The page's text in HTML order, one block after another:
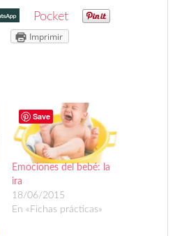
Pocket
Imprimir
Emociones del bebé: la
ira
18/06/2015
En «Fichas prácticas»
Save